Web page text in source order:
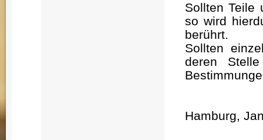
Sollten Teile
so wird
berührt.
Sollten
deren
Hamburg,